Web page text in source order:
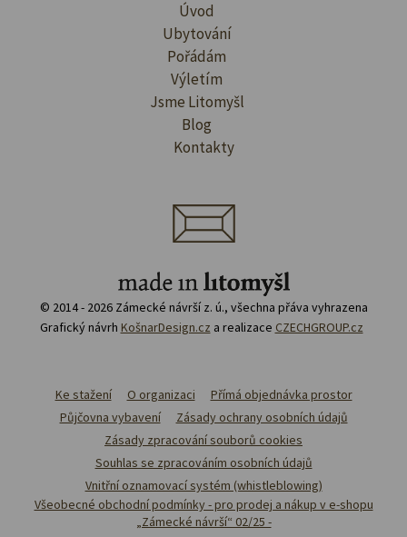
Úvod
Ubytování
Pořádám
Výletím
Jsme Litomyšl
Blog
Kontakty
© 2014 - 2026 Zámecké návrší z. ú., všechna přáva vyhrazena
Grafický návrh KošnarDesign.cz a realizace CZECHGROUP.cz
Ke stažení O organizaci
Přímá objednávka prostor
Půjčovna vybavení
Zásady ochrany osobních údajů
Zásady zpracování souborů cookies
Souhlas se zpracováním osobních údajů
Vnitřní oznamovací systém (whistleblowing)
Všeobecné obchodní podmínky - pro prodej a nákup v e-shopu
„Zámecké návrší“ 02/25 -